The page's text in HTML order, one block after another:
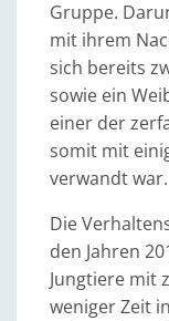
Gruppe.
mit ihrem
sich bereits
sowie ein
einer der
somit mit
verwandt war.
Die
den Jahren
Jungtiere mit
weniger Zeit